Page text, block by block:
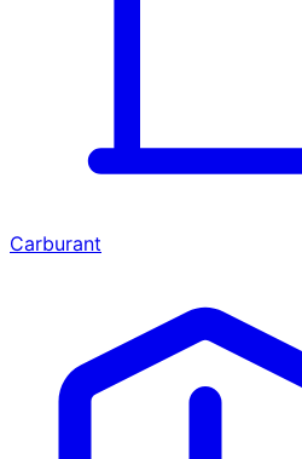
Carburant